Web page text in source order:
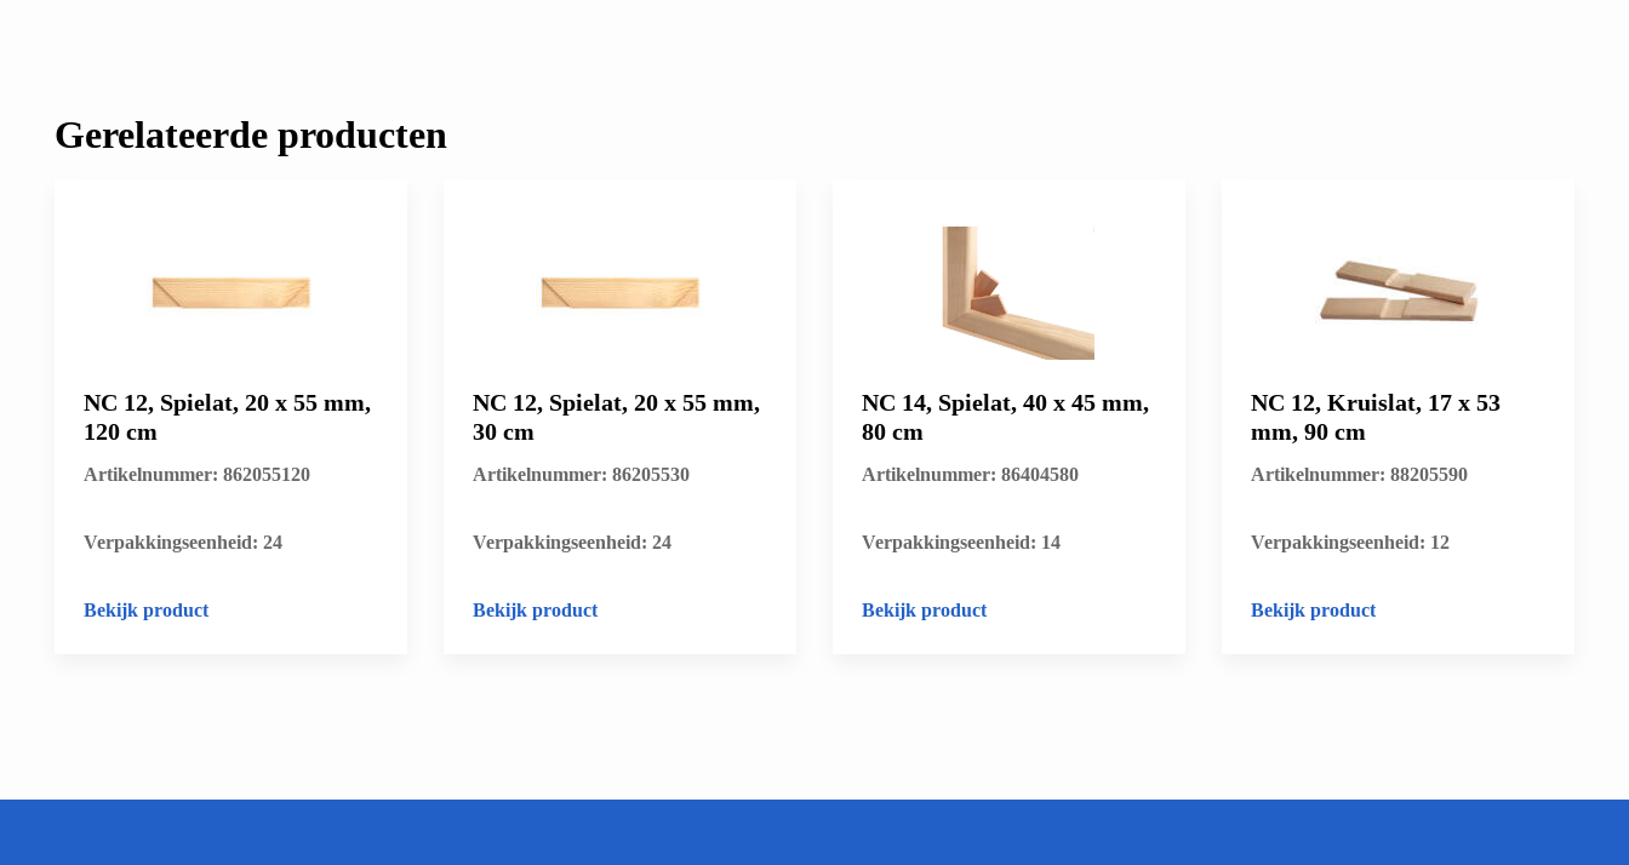
Gerelateerde producten
NC 12, Spielat, 20 x 55 mm,
120 cm
Artikelnummer: 862055120
​Verpakkingseenheid: 24
Bekijk product
NC 12, Spielat, 20 x 55 mm,
30 cm
Artikelnummer: 86205530
​Verpakkingseenheid: 24
Bekijk product
NC 14, Spielat, 40 x 45 mm,
80 cm
Artikelnummer: 86404580
​Verpakkingseenheid: 14
Bekijk product
NC 12, Kruislat, 17 x 53
mm, 90 cm
Artikelnummer: 88205590
​Verpakkingseenheid: 12
Bekijk product